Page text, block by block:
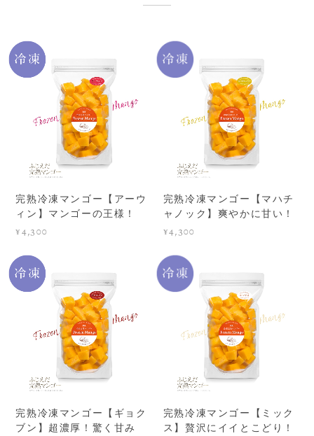
完熟冷凍マンゴー【アーウ
ィン】マンゴーの王様！
¥4,300
完熟冷凍マンゴー【マハチ
ャノック】爽やかに甘い！
¥4,300
完熟冷凍マンゴー【ギョク
ブン】超濃厚！驚く甘み
完熟冷凍マンゴー【ミック
ス】贅沢にイイとこどり！